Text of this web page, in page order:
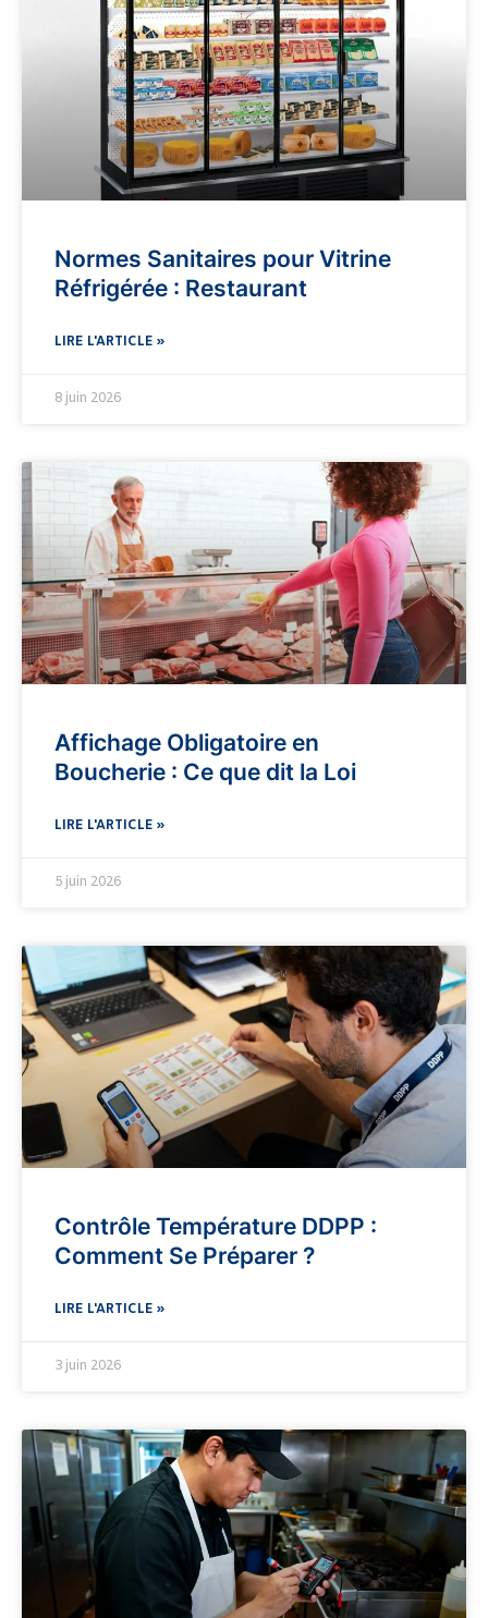
Normes Sanitaires pour Vitrine
Réfrigérée : Restaurant
LIRE L'ARTICLE »
8 juin 2026
Affichage Obligatoire en
Boucherie : Ce que dit la Loi
LIRE L'ARTICLE »
5 juin 2026
Contrôle Température DDPP :
Comment Se Préparer ?
LIRE L'ARTICLE »
3 juin 2026